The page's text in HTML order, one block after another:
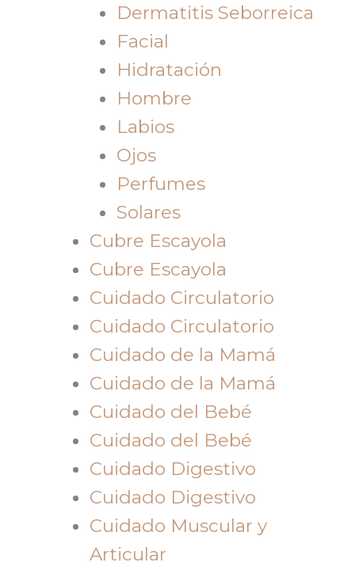
Dermatitis Seborreica
Facial
Hidratación
Hombre
Labios
Ojos
Perfumes
Solares
Cubre Escayola
Cubre Escayola
Cuidado Circulatorio
Cuidado Circulatorio
Cuidado de la Mamá
Cuidado de la Mamá
Cuidado del Bebé
Cuidado del Bebé
Cuidado Digestivo
Cuidado Digestivo
Cuidado Muscular y
Articular